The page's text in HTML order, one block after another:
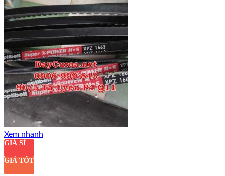
Xem nhanh
GIÁ SỈ
GIÁ TỐT